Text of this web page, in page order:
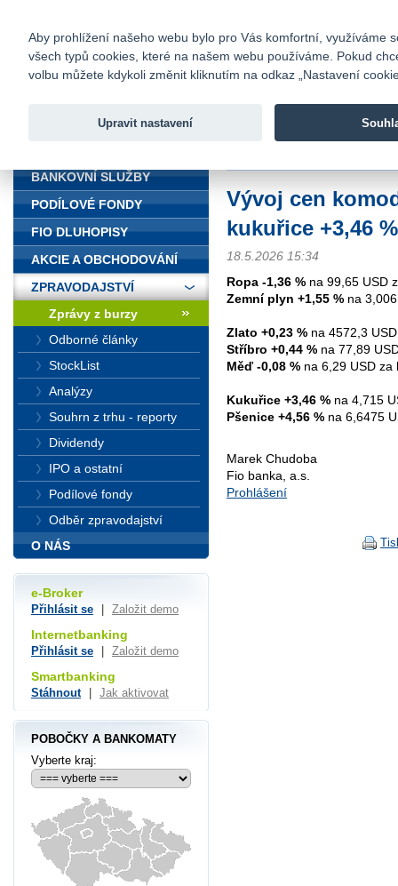
Fio banka
Fio banka
Vývoj cen
kukuřice +3,46
18.5.2026 15:34
Ropa -1,36 % na 99,65 USD
Zemní plyn +1,55 % na
Zlato +0,23 % na 4572,3
Stříbro +0,44 % na 77,89
Měď -0,08 % na 6,29 USD za
Kukuřice +3,46 % na 4,715
Pšenice +4,56 % na 6,6475
Marek Chudoba
Fio banka, a.s.
Prohlášení
BANKOVNÍ SLUŽBY
PODÍLOVÉ FONDY
FIO DLUHOPISY
AKCIE A OBCHODOVÁNÍ
ZPRAVODAJSTVÍ
Zprávy z burzy
Odborné články
StockList
Analýzy
Souhrn z trhu - reporty
Dividendy
IPO a ostatní
Podílové fondy
Odběr zpravodajství
O NÁS
e-Broker
Přihlásit se Založit demo
Internetbanking
Přihlásit se Založit demo
Smartbanking
Stáhnout Jak aktivovat
POBOČKY A BANKOMATY
Vyberte kraj:
Aby prohlížení našeho webu bylo pro Vás komfortní, využíváme
všech typů cookies, které na našem webu používáme. Pokud
volbu můžete kdykoli změnit kliknutím na odkaz „Nastavení
Upravit nastavení